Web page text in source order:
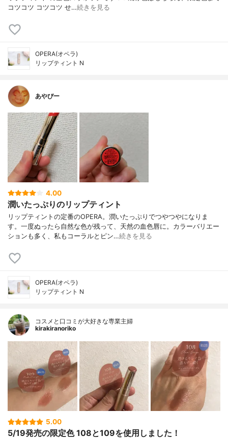
コツコツ コツコツ せ…続きを見る
OPERA(オペラ)
リップティント N
あやぴー
4.00
潤いたっぷりのリップティント
リップティントの定番のOPERA。潤いたっぷりでつやつやになりま
す。一度ぬったら自然な色が残って、天然の血色唇に。カラーバリエー
ションも多く、私もコーラルとピン…続きを見る
OPERA(オペラ)
リップティント N
コスメと口コミが大好きな専業主婦
kirakiranoriko
5.00
5/19発売の限定色 108と109を使用しました！